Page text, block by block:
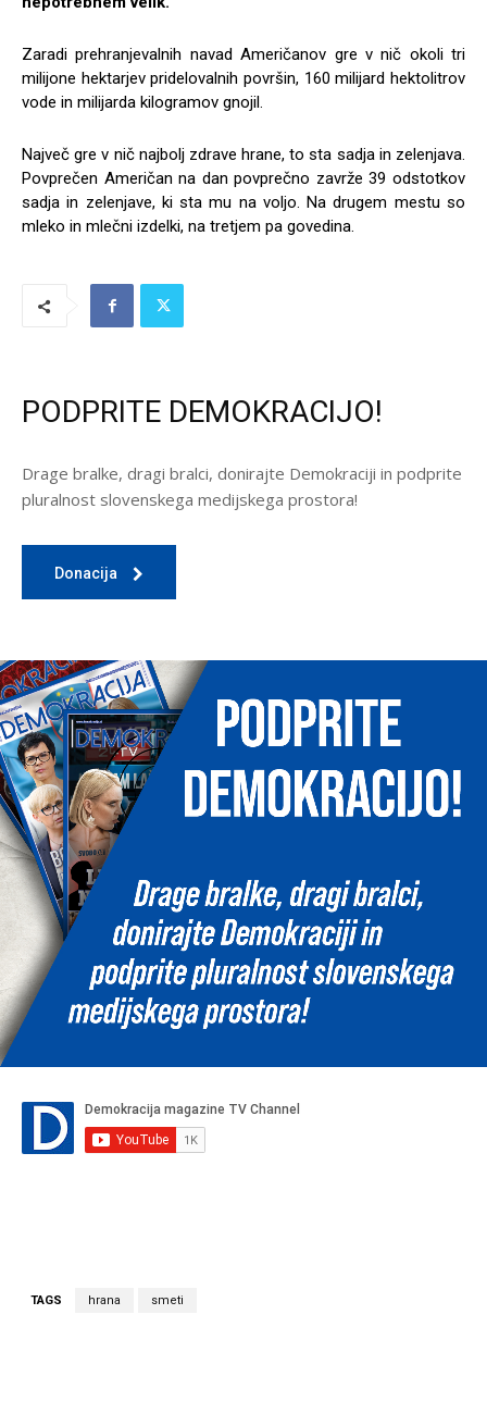
Zaradi prehranjevalnih navad Američanov gre v nič okoli tri
milijone hektarjev pridelovalnih površin, 160 milijard hektolitrov
vode in milijarda kilogramov gnojil.
Največ gre v nič najbolj zdrave hrane, to sta sadja in zelenjava.
Povprečen Američan na dan povprečno zavrže 39 odstotkov
sadja in zelenjave, ki sta mu na voljo. Na drugem mestu so
mleko in mlečni izdelki, na tretjem pa govedina.
PODPRITE DEMOKRACIJO!
Drage bralke, dragi bralci, donirajte Demokraciji in podprite
pluralnost slovenskega medijskega prostora!
Donacija
TAGS hrana smeti